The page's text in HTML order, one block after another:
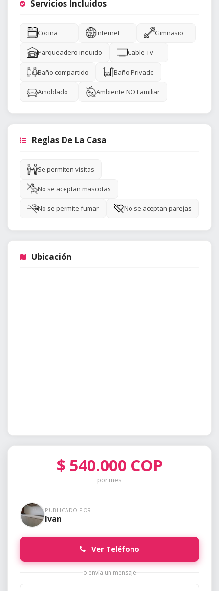
Servicios Incluidos
Cocina Internet Gimnasio
Parqueadero Incluido Cable Tv
Baño compartido Baño Privado
Amoblado Ambiente NO Familiar
Reglas De La Casa
Se permiten visitas
No se aceptan mascotas
No se permite fumar No se aceptan parejas
Ubicación
$ 540.000 COP
por mes
PUBLICADO POR
Ivan
Ver Teléfono
o envía un mensaje